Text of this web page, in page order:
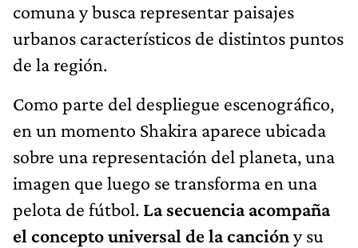
comuna y busca representar paisajes
urbanos característicos de distintos puntos
de la región.
Como parte del despliegue escenográfico,
en un momento Shakira aparece ubicada
sobre una representación del planeta, una
imagen que luego se transforma en una
pelota de fútbol. La secuencia acompaña
el concepto universal de la cancióny su